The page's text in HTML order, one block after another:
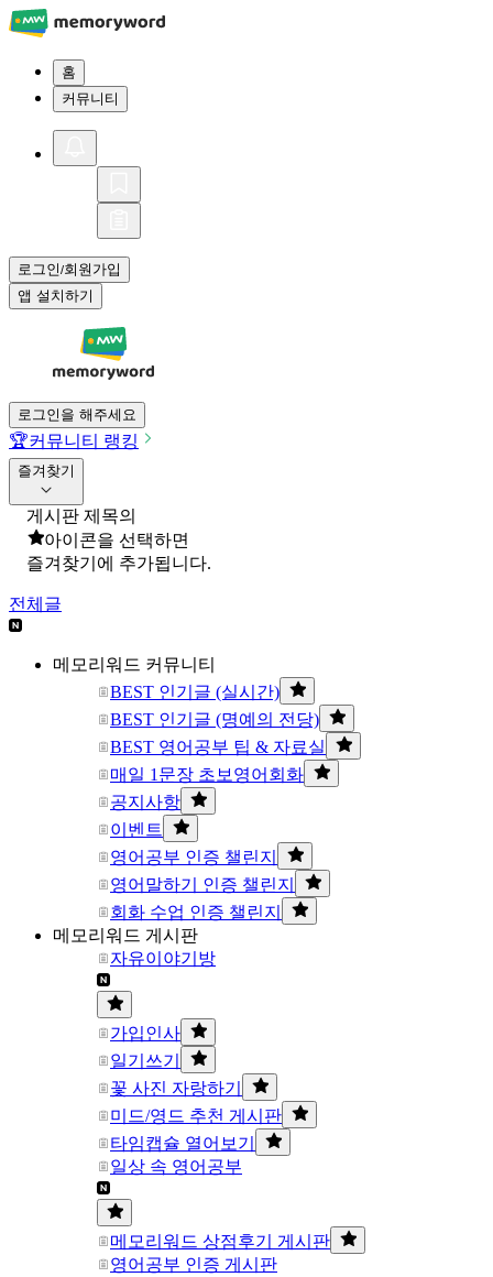
홈
커뮤니티
로그인/회원가입
앱 설치하기
로그인을 해주세요
🏆커뮤니티 랭킹
즐겨찾기
게시판 제목의
아이콘을 선택하면
즐겨찾기에 추가됩니다.
전체글
메모리워드 커뮤니티
BEST 인기글 (실시간)
BEST 인기글 (명예의 전당)
BEST 영어공부 팁 & 자료실
매일 1문장 초보영어회화
공지사항
이벤트
영어공부 인증 챌린지
영어말하기 인증 챌린지
회화 수업 인증 챌린지
메모리워드 게시판
자유이야기방
가입인사
일기쓰기
꽃 사진 자랑하기
미드/영드 추천 게시판
타임캡슐 열어보기
일상 속 영어공부
메모리워드 상점후기 게시판
영어공부 인증 게시판